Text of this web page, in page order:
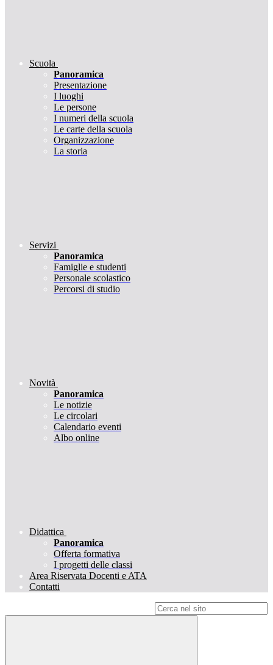
Scuola
Panoramica
Presentazione
I luoghi
Le persone
I numeri della scuola
Le carte della scuola
Organizzazione
La storia
Servizi
Panoramica
Famiglie e studenti
Personale scolastico
Percorsi di studio
Novità
Panoramica
Le notizie
Le circolari
Calendario eventi
Albo online
Didattica
Panoramica
Offerta formativa
I progetti delle classi
Area Riservata Docenti e ATA
Contatti